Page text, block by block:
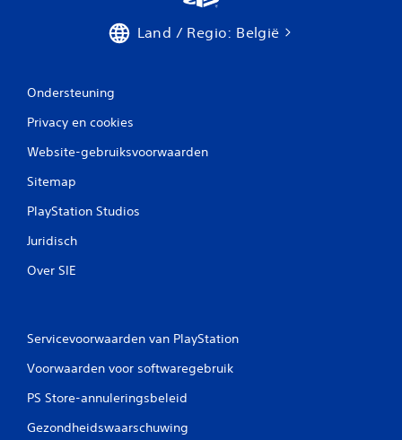
Land / Regio: België
Ondersteuning
Privacy en cookies
Website-gebruiksvoorwaarden
Sitemap
PlayStation Studios
Juridisch
Over SIE
Servicevoorwaarden van PlayStation
Voorwaarden voor softwaregebruik
PS Store-annuleringsbeleid
Gezondheidswaarschuwing